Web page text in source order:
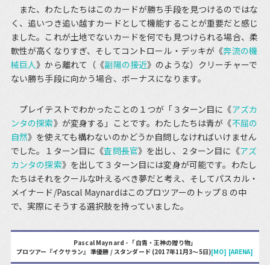
また、わたしたちはこのカードが勝ち手段を見つけるのではな
く、追いつき追い越すカードとして機能することが重要だと感じ
ました。これが土地でないカードを何でも見つけられる場合、柔
軟性が高くなりすぎ、そしてコントロール・デッキが《奔流の機
械巨人》から離れて（《副陽の接近》のような）クリーチャーで
ない勝ち手段に向かう場合、ボーナスになります。
プレイテストでわかったことの１つが「３ターン目に《アズカ
ンタの探索》が変身する」ことです。わたしたちは青が《不屈の
自然》を使えても構わないのかどうか自問しなければいけません
でした。１ターン目に《査問長官》を出し、２ターン目に《アズ
カンタの探索》を出して３ターン目には変身が可能です。わたし
たちはそれをクールな叶えるべき夢だと考え、そしてパスカル・
メイナード/Pascal Maynardはこのプロツアーのトップ８の中
で、実際にそうする選択肢を持っていました。
Pascal Maynard - 「白青・王神の贈り物」
プロツアー『イクサラン』 準優勝 / スタンダード (2017年11月3～5日)[MO] [ARENA]